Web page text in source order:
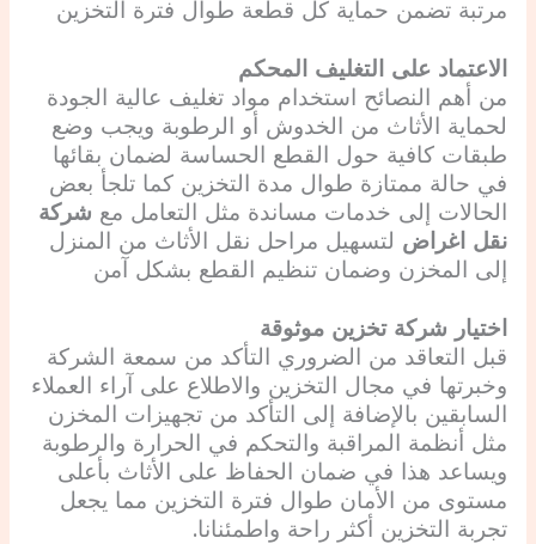
مرتبة تضمن حماية كل قطعة طوال فترة التخزين
الاعتماد على التغليف المحكم
من أهم النصائح استخدام مواد تغليف عالية الجودة
لحماية الأثاث من الخدوش أو الرطوبة ويجب وضع
طبقات كافية حول القطع الحساسة لضمان بقائها
في حالة ممتازة طوال مدة التخزين كما تلجأ بعض
الحالات إلى خدمات مساندة مثل التعامل مع شركة
نقل اغراض لتسهيل مراحل نقل الأثاث من المنزل
إلى المخزن وضمان تنظيم القطع بشكل آمن
اختيار شركة تخزين موثوقة
قبل التعاقد من الضروري التأكد من سمعة الشركة
وخبرتها في مجال التخزين والاطلاع على آراء العملاء
السابقين بالإضافة إلى التأكد من تجهيزات المخزن
مثل أنظمة المراقبة والتحكم في الحرارة والرطوبة
ويساعد هذا في ضمان الحفاظ على الأثاث بأعلى
مستوى من الأمان طوال فترة التخزين مما يجعل
تجربة التخزين أكثر راحة واطمئنانا.